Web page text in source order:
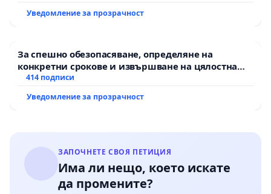
Уведомление за прозрачност
За спешно обезопасяване, определяне на
конкретни срокове и извършване на цялостна
рехабилитация на републиканския път между
Мирово - к.к. Момин проход
414 подписи
Уведомление за прозрачност
ЗАПОЧНЕТЕ СВОЯ ПЕТИЦИЯ
Има ли нещо, което искате
да промените?